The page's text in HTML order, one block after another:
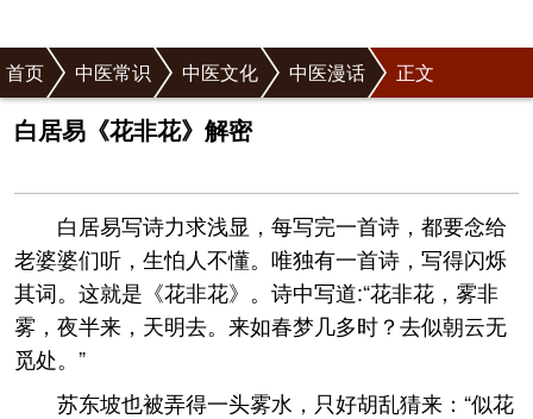
首页 中医常识 中医文化 中医漫话 正文
白居易《花非花》解密
白居易写诗力求浅显，每写完一首诗，都要念给
老婆婆们听，生怕人不懂。唯独有一首诗，写得闪烁
其词。这就是《花非花》。诗中写道:“花非花，雾非
雾，夜半来，天明去。来如春梦几多时？去似朝云无
觅处。”
苏东坡也被弄得一头雾水，只好胡乱猜来：“似花